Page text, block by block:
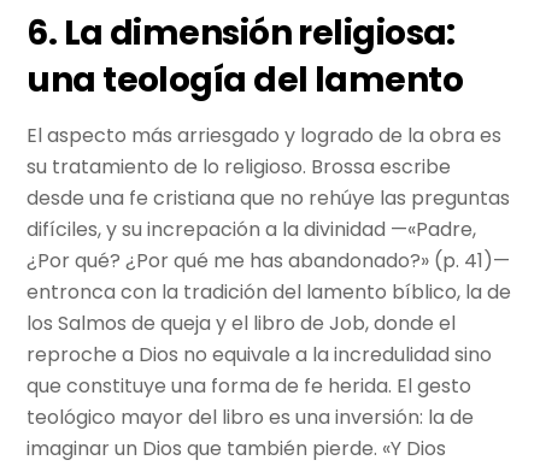
6. La dimensión religiosa:
una teología del lamento
El aspecto más arriesgado y logrado de la obra es
su tratamiento de lo religioso. Brossa escribe
desde una fe cristiana que no rehúye las preguntas
difíciles, y su increpación a la divinidad —«Padre,
¿Por qué? ¿Por qué me has abandonado?» (p. 41)—
entronca con la tradición del lamento bíblico, la de
los Salmos de queja y el libro de Job, donde el
reproche a Dios no equivale a la incredulidad sino
que constituye una forma de fe herida. El gesto
teológico mayor del libro es una inversión: la de
imaginar un Dios que también pierde. «Y Dios